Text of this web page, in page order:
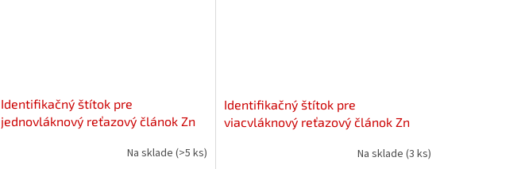
Identifikačný štítok pre
jednovláknový reťazový článok Zn
Na sklade (>5 ks)
Identifikačný štítok pre
viacvláknový reťazový článok Zn
Na sklade (3 ks)